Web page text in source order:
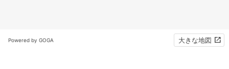
Powered by GOGA 大きな地図